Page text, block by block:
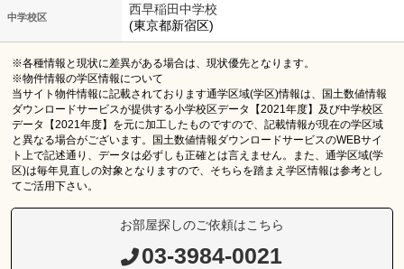
中学校区
西早稲田中学校
(東京都新宿区)
※各種情報と現状に差異がある場合は、現状優先となります。
※物件情報の学区情報について
当サイト物件情報に記載されております通学区域(学区)情報は、国土数値情報
ダウンロードサービスが提供する小学校区データ【2021年度】及び中学校区
データ【2021年度】を元に加工したものですので、記載情報が現在の学区域
と異なる場合がございます。国土数値情報ダウンロードサービスのWEBサイ
ト上で記述通り、データは必ずしも正確とは言えません。また、通学区域(学
区)は毎年見直しの対象となりますので、そちらを踏まえ学区情報は参考とし
てご活用下さい。
お部屋探しのご依頼はこちら
03-3984-0021